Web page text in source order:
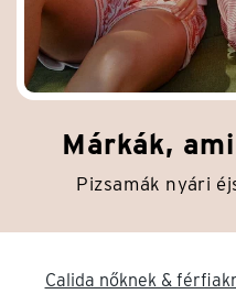
Márkák,
Pizsamák nyári
Calida nőknek &